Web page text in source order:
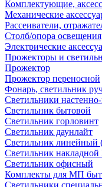
Комплектующие,
Механические
Рассеиватели,
Столб/опора освещения
Электрические
Прожекторы и
Прожектор
Прожектор переносной
Фонарь, светильник
Светильники
Светильник бытовой
Светильник горловинт
Светильник даунлайт
Светильник линейный
Светильник
Светильник офисный
Комплекты для МП
Светильники